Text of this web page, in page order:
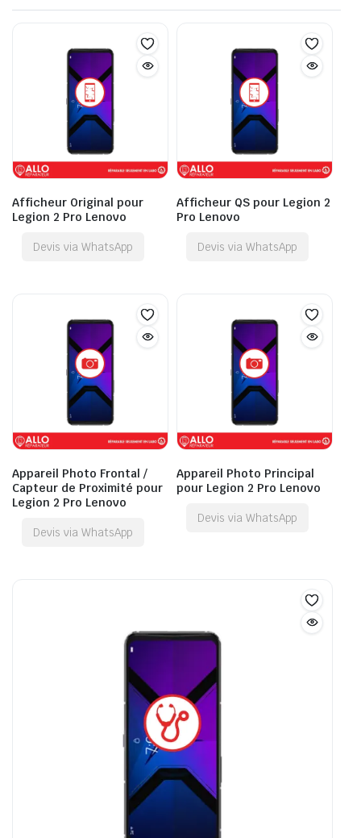
Afficheur Original pour
Legion 2 Pro Lenovo
Devis via WhatsApp
Afficheur QS pour Legion 2
Pro Lenovo
Devis via WhatsApp
Appareil Photo Frontal /
Capteur de Proximité pour
Legion 2 Pro Lenovo
Devis via WhatsApp
Appareil Photo Principal
pour Legion 2 Pro Lenovo
Devis via WhatsApp